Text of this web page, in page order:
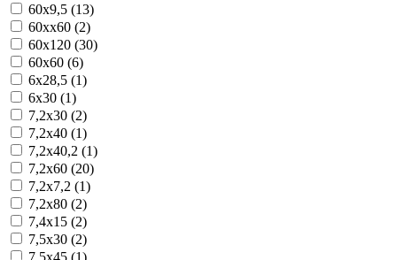
60x9,5 (13)
60xx60 (2)
60х120 (30)
60х60 (6)
6x28,5 (1)
6x30 (1)
7,2x30 (2)
7,2x40 (1)
7,2x40,2 (1)
7,2x60 (20)
7,2x7,2 (1)
7,2x80 (2)
7,4x15 (2)
7,5x30 (2)
7,5x45 (1)